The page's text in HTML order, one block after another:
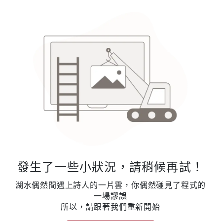
發生了一些小狀況，請稍候再試！
湖水偶然間遇上詩人的一片雲，你偶然碰見了程式的
一場謬誤
所以，請跟著我們重新開始